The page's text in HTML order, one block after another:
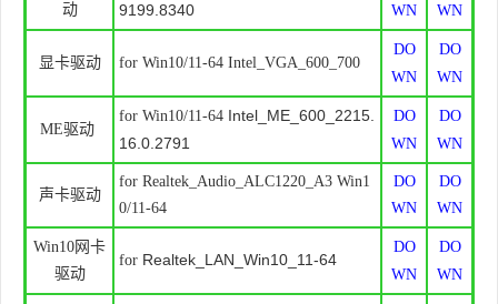
动
9199.8340
WN
WN
显卡驱动 for Win10/11-64 Intel_VGA_600_700
DO
WN
DO
WN
ME驱动
for Win10/11-64 Intel_ME_600_2215.
16.0.2791
DO
WN
DO
WN
声卡驱动
for Realtek_Audio_ALC1220_A3 Win1
0/11-64
DO
WN
DO
WN
Win10网卡
驱动
for Realtek_LAN_Win10_11-64
DO
WN
DO
WN